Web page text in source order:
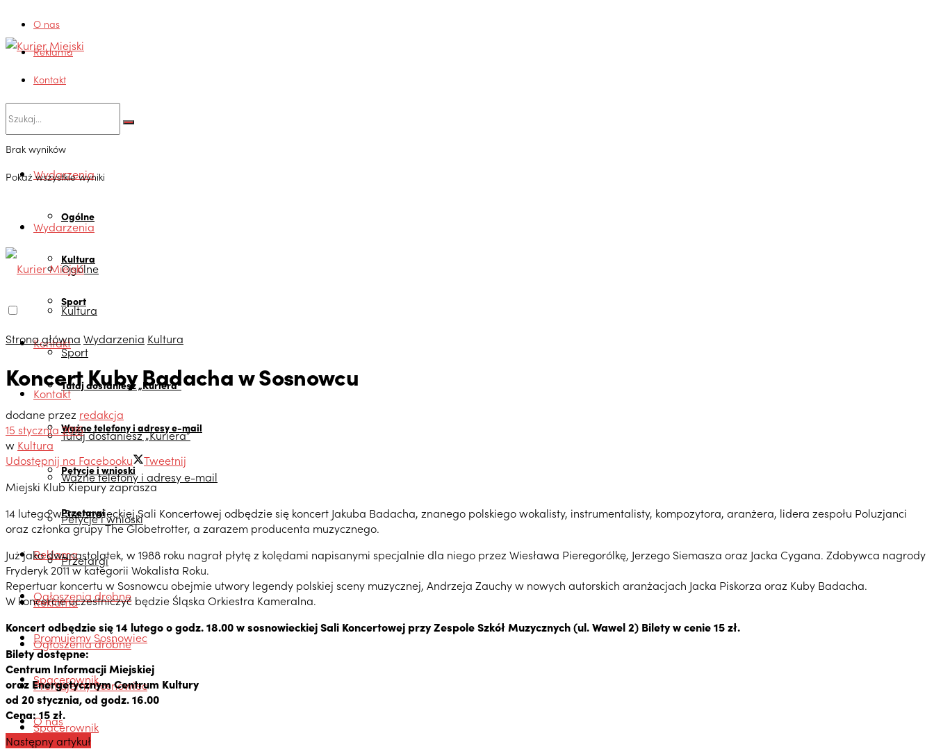
O nas
Reklama
Kontakt
Brak wyników
Pokaż wszystkie wyniki
Wydarzenia
Ogólne
Kultura
Sport
Kontakt
Tutaj dostaniesz „Kuriera”
Ważne telefony i adresy e-mail
Petycje i wnioski
Przetargi
Reklama
Ogłoszenia drobne
Promujemy Sosnowiec
Spacerownik
O nas
Wydarzenia
Ogólne
Kultura
Sport
Kontakt
Tutaj dostaniesz „Kuriera”
Ważne telefony i adresy e-mail
Petycje i wnioski
Przetargi
Reklama
Ogłoszenia drobne
Promujemy Sosnowiec
Spacerownik
Strona główna Wydarzenia Kultura
Koncert Kuby Badacha w Sosnowcu
dodane przez redakcja
15 stycznia 2015
w Kultura
Udostępnij na Facebooku
Tweetnij
Miejski Klub Kiepury zaprasza
14 lutego w Sosnowieckiej Sali Koncertowej odbędzie się koncert Jakuba Badacha, znanego polskiego wokalisty, instrumentalisty, kompozytora, aranżera, lidera zespołu Poluzjanci
oraz członka grupy The Globetrotter, a zarazem producenta muzycznego.
Już jako dwunastolatek, w 1988 roku nagrał płytę z kolędami napisanymi specjalnie dla niego przez Wiesława Pieregorólkę, Jerzego Siemasza oraz Jacka Cygana. Zdobywca nagrody
Fryderyk 2011 w kategorii Wokalista Roku.
Repertuar koncertu w Sosnowcu obejmie utwory legendy polskiej sceny muzycznej, Andrzeja Zauchy w nowych autorskich aranżacjach Jacka Piskorza oraz Kuby Badacha.
W koncercie uczestniczyć będzie Śląska Orkiestra Kameralna.
Koncert odbędzie się 14 lutego o godz. 18.00 w sosnowieckiej Sali Koncertowej przy Zespole Szkół Muzycznych (ul. Wawel 2) Bilety w cenie 15 zł.
Bilety dostępne:
Centrum Informacji Miejskiej
oraz Energetycznym Centrum Kultury
od 20 stycznia, od godz. 16.00
Cena: 15 zł.
Następny artykuł